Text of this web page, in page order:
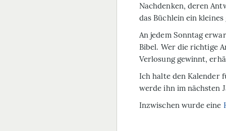
Nachdenken, deren
das Büchlein ein
An jedem Sonntag
Bibel. Wer die richtige
Verlosung gewinnt,
Ich halte den Kalender
werde ihn im nächsten
Inzwischen wurde eine